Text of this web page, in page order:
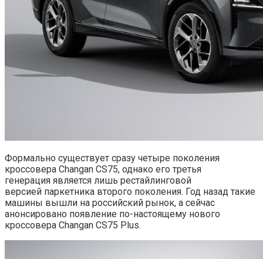
Формально существует сразу четыре поколения
кроссовера Changan CS75, однако его третья
генерация является лишь рестайлинговой
версией паркетника второго поколения. Год назад такие
машины вышли на российский рынок, а сейчас
анонсировано появление по-настоящему нового
кроссовера Changan CS75 Plus.